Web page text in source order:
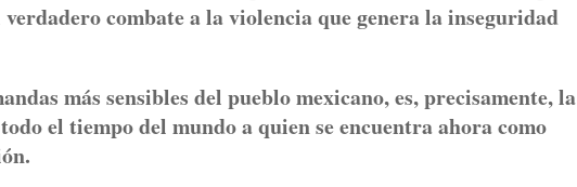
combate a la violencia que genera la inseguridad
más sensibles del pueblo mexicano, es, precisamente, la
el tiempo del mundo a quien se encuentra ahora como